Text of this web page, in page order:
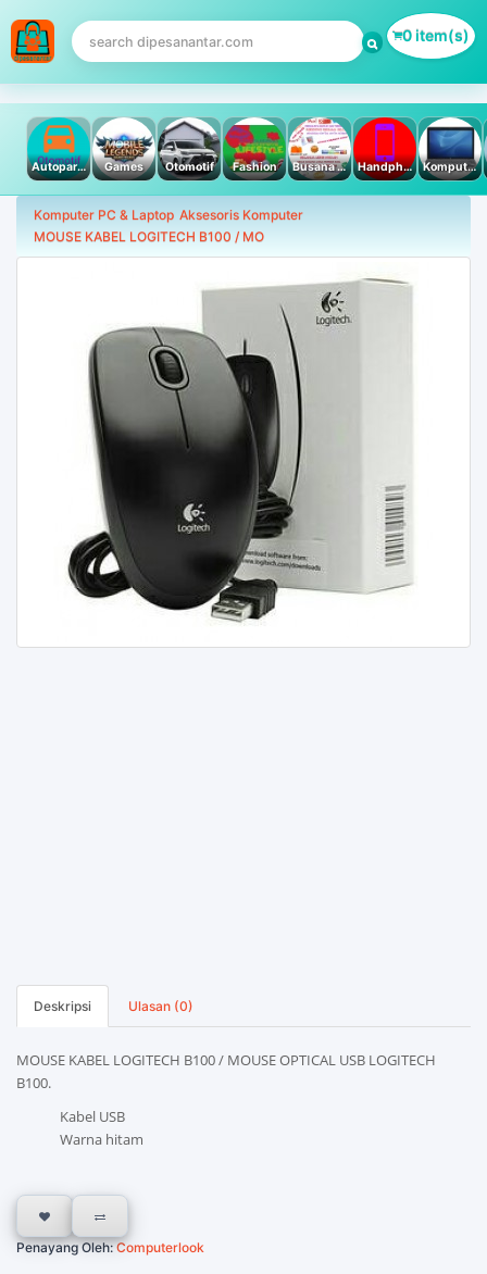
0 item(s)
Autoparts Games Otomotif Fashion Busana Muslim Handphone & Tablet Komputer PC & Laptop
Komputer PC & Laptop Aksesoris Komputer
MOUSE KABEL LOGITECH B100 / MO
Deskripsi Ulasan (0)
MOUSE KABEL LOGITECH B100 / MOUSE OPTICAL USB LOGITECH
B100.
Kabel USB
Warna hitam
Penayang Oleh:Computerlook